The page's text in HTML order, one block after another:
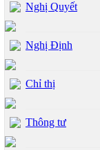
Nghị Quyết
Nghị Định
Chỉ thị
Thông tư